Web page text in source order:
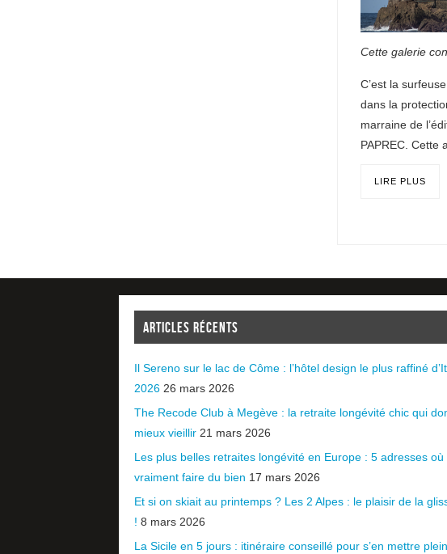
Cette galerie
C’est la
dans la
marraine de
PAPREC. Cette
LIRE PLUS
ARTICLES RÉCENTS
Il Sereno sur le lac de Côme : l’hôtel design le plus raffiné
2026 26 mars 2026
The Recode Club à Megève : la retraite longévité chic qui
mieux vieillir 21 mars 2026
Les plus belles retraites longévité en Europe : 5 adresses
vraiment faire du bien 17 mars 2026
Et si on skiait au printemps ? Les 2 Alpes : le plaisir de la
! 8 mars 2026
La Sicile en 5 jours : itinéraire conseillé pour s’en mettre